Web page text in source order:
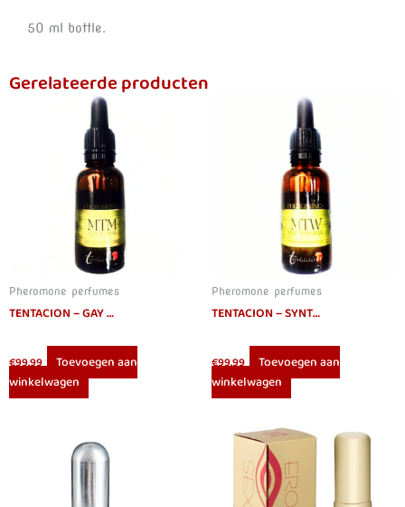
50 ml bottle.
Gerelateerde producten
Pheromone perfumes
TENTACION – GAY HUMAN IDENTICAL SYNTHETIC PHEROMONES 30 ML
€99.99
Toevoegen aan
winkelwagen
Pheromone perfumes
TENTACION – SYNTHETIC PHEROMONES IDENTICAL HUMAN STRAIGHT 30 ML
€99.99
Toevoegen aan
winkelwagen